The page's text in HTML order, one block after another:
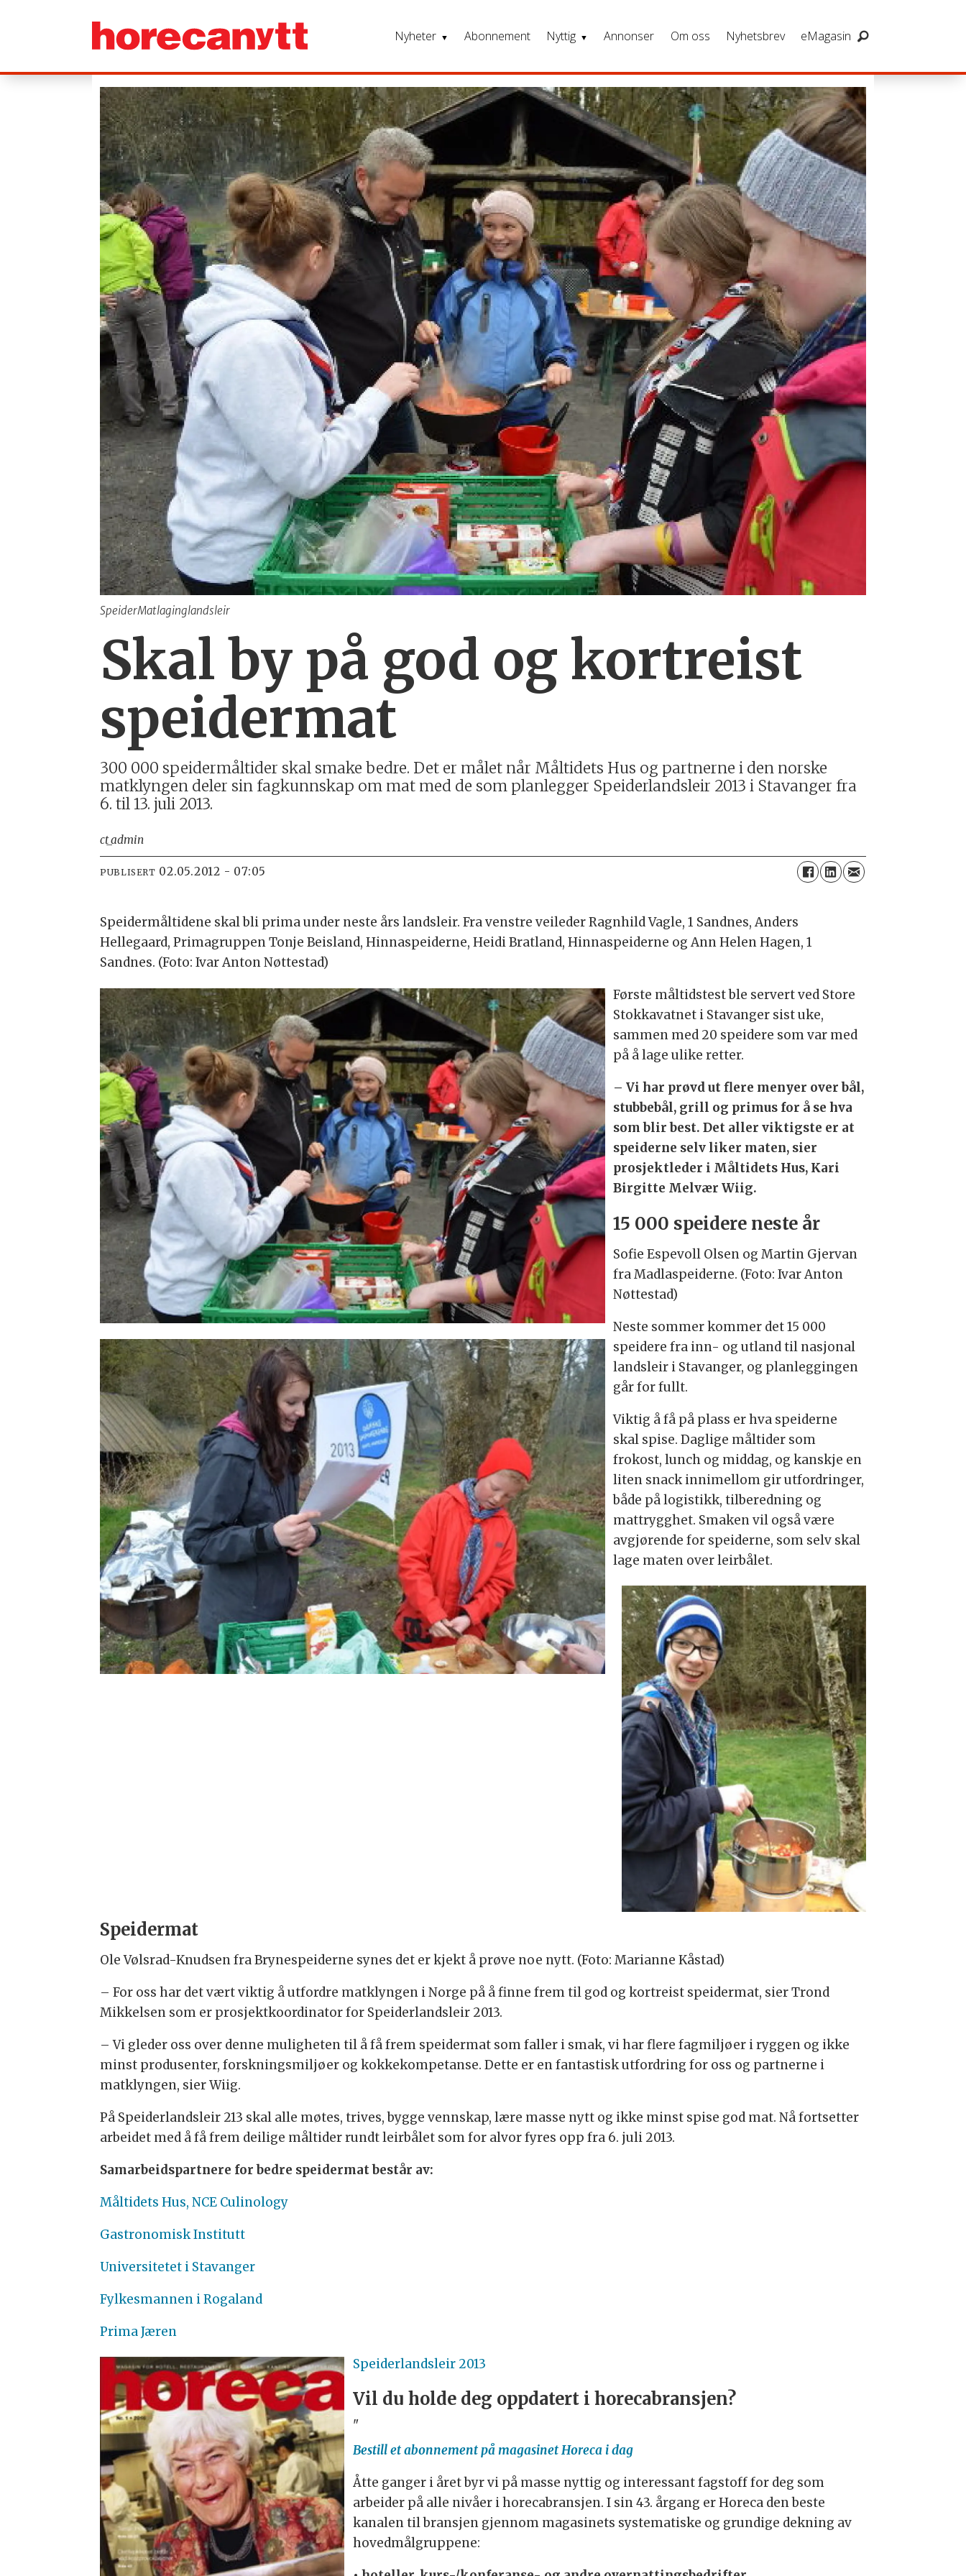
Nyheter Abonnement Nyttig Annonser Om oss Nyhetsbrev eMagasin
SpeiderMatlaginglandsleir
Skal by på god og kortreist
speidermat
300 000 speidermåltider skal smake bedre. Det er målet når Måltidets Hus og partnerne i den norske
matklyngen deler sin fagkunnskap om mat med de som planlegger Speiderlandsleir 2013 i Stavanger fra
6. til 13. juli 2013.
ct_admin
PUBLISERT 02.05.2012 - 07:05
Speidermåltidene skal bli prima under neste års landsleir. Fra venstre veileder Ragnhild Vagle, 1 Sandnes, Anders
Hellegaard, Primagruppen Tonje Beisland, Hinnaspeiderne, Heidi Bratland, Hinnaspeiderne og Ann Helen Hagen, 1
Sandnes. (Foto: Ivar Anton Nøttestad)
Første måltidstest ble servert ved Store
Stokkavatnet i Stavanger sist uke,
sammen med 20 speidere som var med
på å lage ulike retter.
– Vi har prøvd ut flere menyer over bål,
stubbebål, grill og primus for å se hva
som blir best. Det aller viktigste er at
speiderne selv liker maten, sier
prosjektleder i Måltidets Hus, Kari
Birgitte Melvær Wiig.
15 000 speidere neste år
Sofie Espevoll Olsen og Martin Gjervan
fra Madlaspeiderne. (Foto: Ivar Anton
Nøttestad)
Neste sommer kommer det 15 000
speidere fra inn- og utland til nasjonal
landsleir i Stavanger, og planleggingen
går for fullt.
Viktig å få på plass er hva speiderne
skal spise. Daglige måltider som
frokost, lunch og middag, og kanskje en
liten snack innimellom gir utfordringer,
både på logistikk, tilberedning og
mattrygghet. Smaken vil også være
avgjørende for speiderne, som selv skal
lage maten over leirbålet.
Speidermat
Ole Vølsrad-Knudsen fra Brynespeiderne synes det er kjekt å prøve noe nytt. (Foto: Marianne Kåstad)
– For oss har det vært viktig å utfordre matklyngen i Norge på å finne frem til god og kortreist speidermat, sier Trond
Mikkelsen som er prosjektkoordinator for Speiderlandsleir 2013.
– Vi gleder oss over denne muligheten til å få frem speidermat som faller i smak, vi har flere fagmiljøer i ryggen og ikke
minst produsenter, forskningsmiljøer og kokkekompetanse. Dette er en fantastisk utfordring for oss og partnerne i
matklyngen, sier Wiig.
På Speiderlandsleir 213 skal alle møtes, trives, bygge vennskap, lære masse nytt og ikke minst spise god mat. Nå fortsetter
arbeidet med å få frem deilige måltider rundt leirbålet som for alvor fyres opp fra 6. juli 2013.
Samarbeidspartnere for bedre speidermat består av:
Måltidets Hus, NCE Culinology
Gastronomisk Institutt
Universitetet i Stavanger
Fylkesmannen i Rogaland
Prima Jæren
Speiderlandsleir 2013
Vil du holde deg oppdatert i horecabransjen?
"
Bestill et abonnement på magasinet Horeca i dag
Åtte ganger i året byr vi på masse nyttig og interessant fagstoff for deg som
arbeider på alle nivåer i horecabransjen. I sin 43. årgang er Horeca den beste
kanalen til bransjen gjennom magasinets systematiske og grundige dekning av
hovedmålgruppene: